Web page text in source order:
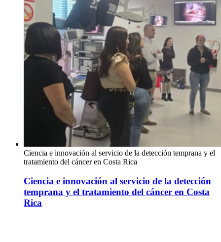
Ciencia e innovación al servicio de la detección temprana y el
tratamiento del cáncer en Costa Rica
Ciencia e innovación al servicio de la detección
temprana y el tratamiento del cáncer en Costa
Rica